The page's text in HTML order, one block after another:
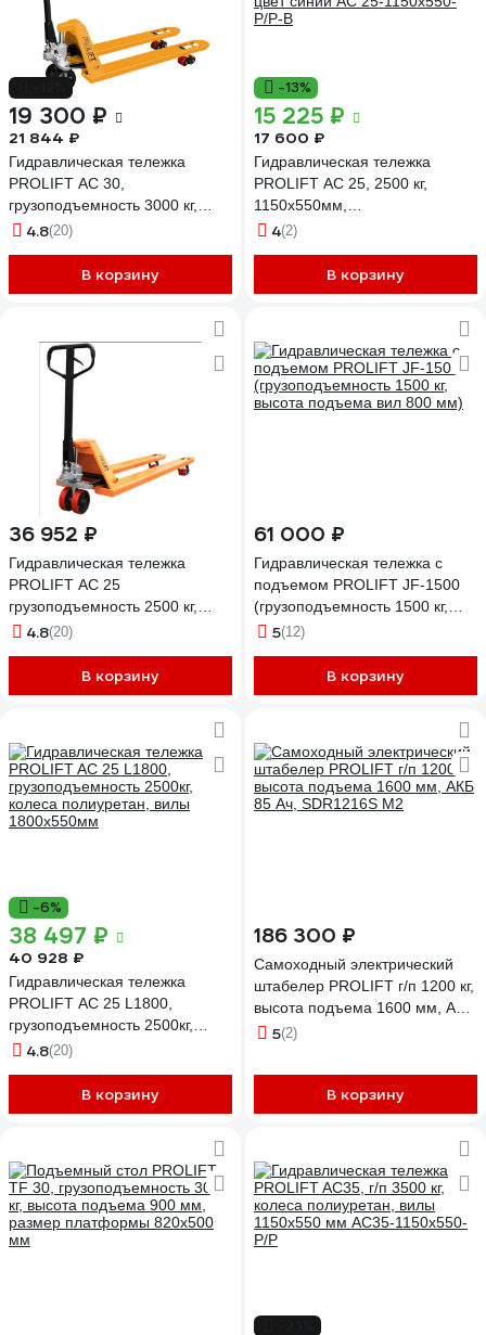
19 300 ₽
21 844 ₽
Гидравлическая тележка
PROLIFT AC 30,
грузоподъемность 3000 кг,
колеса резина, вилы 1150x550
4.8(20)
В корзину
-13%
15 225 ₽
17 600 ₽
Гидравлическая тележка
PROLIFT AC 25, 2500 кг,
1150х550мм,
полиур.колесо,дв.пол.ролик,
4(2)
В корзину
36 952 ₽
Гидравлическая тележка
PROLIFT AC 25
грузоподъемность 2500 кг,
колеса полиуретан, вилы
4.8(20)
В корзину
61 000 ₽
Гидравлическая тележка с
подъемом PROLIFT JF-1500
(грузоподъемность 1500 кг,
высота подъема вил 800 мм)
5(12)
В корзину
-6%
38 497 ₽
40 928 ₽
Гидравлическая тележка
PROLIFT AC 25 L1800,
грузоподъемность 2500кг,
колеса полиуретан, вилы
4.8(20)
В корзину
186 300 ₽
Самоходный электрический
штабелер PROLIFT г/п 1200 кг,
высота подъема 1600 мм, АКБ
85 Ач, SDR1216S M2
5(2)
В корзину